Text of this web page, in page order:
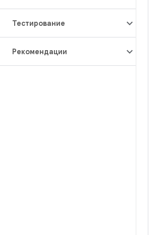
Тестирование
Рекомендации